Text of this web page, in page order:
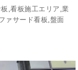
,看板施工エリア ,業
ァサード看板 盤面